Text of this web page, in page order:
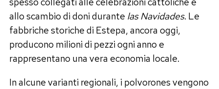
allo scambio di doni durante las Navidades. Le
fabbriche storiche di Estepa, ancora oggi,
producono milioni di pezzi ogni anno e
rappresentano una vera economia locale.
In alcune varianti regionali, i polvorones vengono